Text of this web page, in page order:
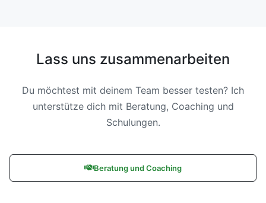
Lass uns zusammenarbeiten
Du möchtest mit deinem Team besser testen? Ich
unterstütze dich mit Beratung, Coaching und
Schulungen.
Beratung und Coaching